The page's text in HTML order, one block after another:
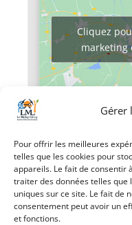
Gérer
Pour offrir les meilleures
telles que les cookies pour
appareils. Le fait de consentir
traiter des données telles que
uniques sur ce site. Le fait de
consentement peut avoir un
et fonctions.
Cliquez
marketing
«Fermeture de
mairie